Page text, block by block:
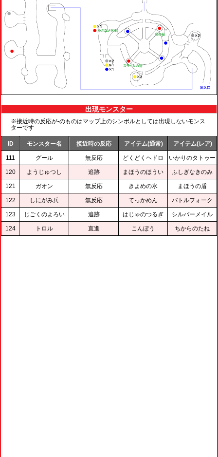
出現モンスター
※接近時の反応が-のものはマップ上のシンボルとしては出現しないモンス
ターです
ID モンスター名 接近時の反応 アイテム(通常) アイテム(レア)
111 グール 無反応 どくどくヘドロ いかりのタトゥー
120 ようじゅつし 追跡 まほうのほうい ふしぎなきのみ
121 ガオン 無反応 きよめの水 まほうの盾
122 しにがみ兵 無反応 てっかめん バトルフォーク
123 じごくのよろい 追跡 はじゃのつるぎ シルバーメイル
124 トロル 直進 こんぼう ちからのたね